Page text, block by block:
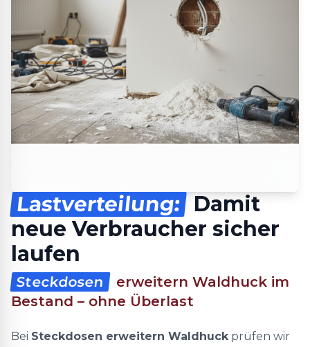
Lastverteilung: Damit
neue Verbraucher sicher
laufen
Steckdosen
erweitern Waldhuck im
Bestand – ohne Überlast
Bei Steckdosen erweitern Waldhuckprüfen wir